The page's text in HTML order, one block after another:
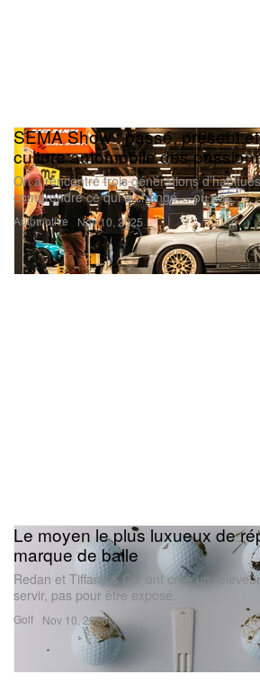
Automotive
SEMA Show : passé, présent
culture automobile des
On a rencontré trois générations
comprendre ce qui a changé… ou pas.
Nov 10, 2025
Golf
Le moyen le plus luxueux de
marque de balle
Redan et Tiffany & Co. ont créé un
servir, pas pour être exposé.
Nov 10, 2025